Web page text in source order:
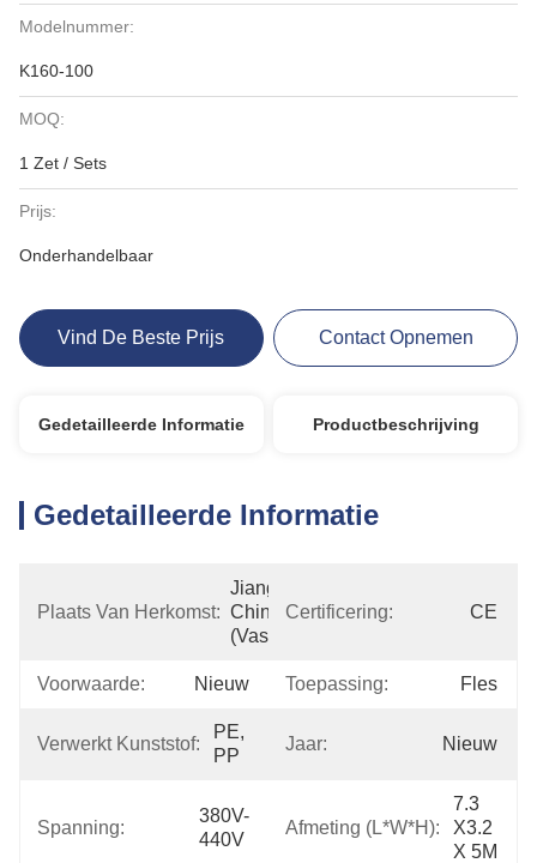
Modelnummer:
K160-100
MOQ:
1 Zet / Sets
Prijs:
Onderhandelbaar
Vind De Beste Prijs Contact Opnemen
Gedetailleerde Informatie Productbeschrijving
Gedetailleerde Informatie
Plaats Van Herkomst:
Jiangsu,
China
(vasteland)
Certificering: CE
Voorwaarde: Nieuw Toepassing: Fles
Verwerkt Kunststof:
PE,
PP
Jaar: Nieuw
Spanning:
380V-
440V
Afmeting (l*w*h):
7.3
X3.2
X 5M